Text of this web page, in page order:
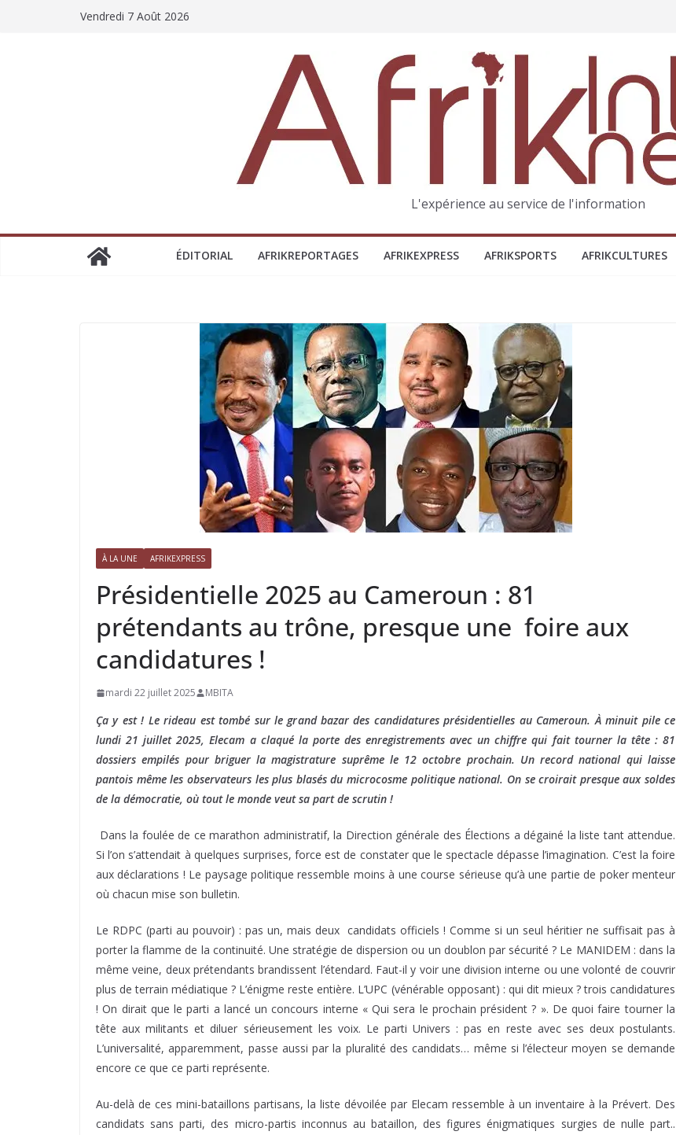
Vendredi 7 Août 2026
L'expérience au service de l'information
ÉDITORIAL AFRIKREPORTAGES AFRIKEXPRESS AFRIKSPORTS AFRIKCULTURES
À LA UNE AFRIKEXPRESS
Présidentielle 2025 au Cameroun : 81
prétendants au trône, presque une foire aux
candidatures !
mardi 22 juillet 2025 MBITA
Ça y est ! Le rideau est tombé sur le grand bazar des candidatures présidentielles au Cameroun. À minuit pile ce
lundi 21 juillet 2025, Elecam a claqué la porte des enregistrements avec un chiffre qui fait tourner la tête : 81
dossiers empilés pour briguer la magistrature suprême le 12 octobre prochain. Un record national qui laisse
pantois même les observateurs les plus blasés du microcosme politique national. On se croirait presque aux soldes
de la démocratie, où tout le monde veut sa part de scrutin !
Dans la foulée de ce marathon administratif, la Direction générale des Élections a dégainé la liste tant attendue.
Si l’on s’attendait à quelques surprises, force est de constater que le spectacle dépasse l’imagination. C’est la foire
aux déclarations ! Le paysage politique ressemble moins à une course sérieuse qu’à une partie de poker menteur
où chacun mise son bulletin.
Le RDPC (parti au pouvoir) : pas un, mais deux candidats officiels ! Comme si un seul héritier ne suffisait pas à
porter la flamme de la continuité. Une stratégie de dispersion ou un doublon par sécurité ? Le MANIDEM : dans la
même veine, deux prétendants brandissent l’étendard. Faut-il y voir une division interne ou une volonté de couvrir
plus de terrain médiatique ? L’énigme reste entière. L’UPC (vénérable opposant) : qui dit mieux ? trois candidatures
! On dirait que le parti a lancé un concours interne « Qui sera le prochain président ? ». De quoi faire tourner la
tête aux militants et diluer sérieusement les voix. Le parti Univers : pas en reste avec ses deux postulants.
L’universalité, apparemment, passe aussi par la pluralité des candidats… même si l’électeur moyen se demande
encore ce que ce parti représente.
Au-delà de ces mini-bataillons partisans, la liste dévoilée par Elecam ressemble à un inventaire à la Prévert. Des
candidats sans parti, des micro-partis inconnus au bataillon, des figures énigmatiques surgies de nulle part..